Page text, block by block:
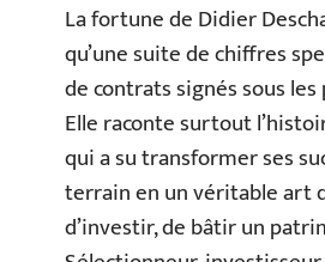
La fortune de Didier
qu’une suite de chiffres
de contrats signés sous
Elle raconte surtout
qui a su transformer ses
terrain en un véritable art
d’investir, de bâtir un